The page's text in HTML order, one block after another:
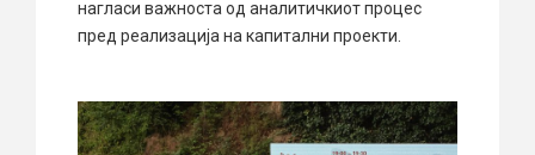
нагласи важноста од аналитичкиот процес
пред реализација на капитални проекти.